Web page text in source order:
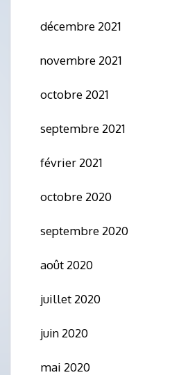
décembre 2021
novembre 2021
octobre 2021
septembre 2021
février 2021
octobre 2020
septembre 2020
août 2020
juillet 2020
juin 2020
mai 2020